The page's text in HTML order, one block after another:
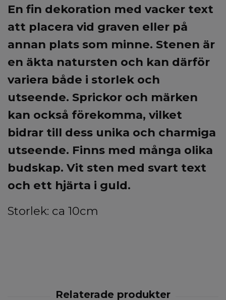
En fin dekoration med vacker text
att placera vid graven eller på
annan plats som minne. Stenen är
en äkta natursten och kan därför
variera både i storlek och
utseende. Sprickor och märken
kan också förekomma, vilket
bidrar till dess unika och charmiga
utseende. Finns med många olika
budskap. Vit sten med svart text
och ett hjärta i guld.
Storlek: ca 10cm